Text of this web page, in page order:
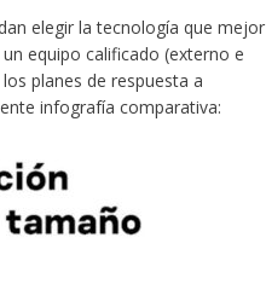
elegir la tecnología que mejor
equipo calificado (externo e
planes de respuesta a
infografía comparativa: